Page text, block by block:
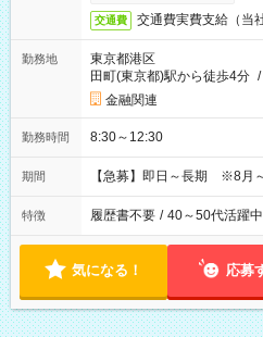
交通費 交通費実費支給（当
勤務地
東京都港区
田町(東京都)駅から徒歩4分 /
金融関連
勤務時間 8:30～12:30
期間 【急募】即日～長期 ※8月
特徴 履歴書不要 / 40～50代活躍中
気になる！ 応募